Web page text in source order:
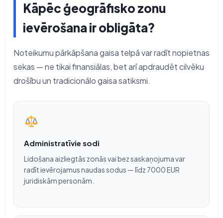
Kāpēc ģeogrāfisko zonu
ievērošana ir obligāta?
Noteikumu pārkāpšana gaisa telpā var radīt nopietnas
sekas — ne tikai finansiālas, bet arī apdraudēt cilvēku
drošību un tradicionālo gaisa satiksmi.
Administratīvie sodi
Lidošana aizliegtās zonās vai bez saskaņojuma var
radīt ievērojamus naudas sodus — līdz 7000 EUR
juridiskām personām.